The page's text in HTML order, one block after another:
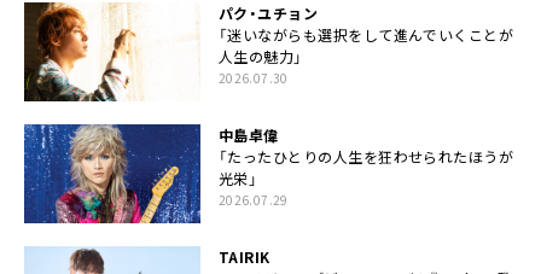
パク・ユチョン
「迷いながらも選択をして進んでいくことが
人生の魅力」
2026.07.30
中島卓偉
「たったひとりの人生を狂わせられたほうが
光栄」
2026.07.29
TAIRIK